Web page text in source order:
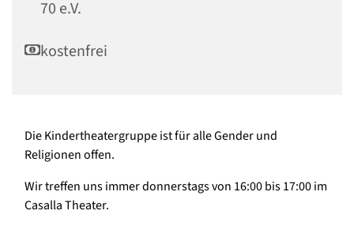
70 e.V.
kostenfrei
Die Kindertheatergruppe ist für alle Gender und
Religionen offen.
Wir treffen uns immer donnerstags von 16:00 bis 17:00 im
Casalla Theater.